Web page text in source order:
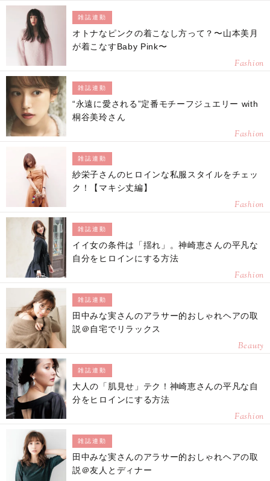
雑誌連動
オトナなピンクの着こなし方って？〜山本美月
が着こなすBaby Pink〜
Fashion
雑誌連動
“永遠に愛される”定番モチーフジュエリー with
桐谷美玲さん
Fashion
雑誌連動
紗栄子さんのヒロインな私服スタイルをチェッ
ク！【マキシ丈編】
Fashion
雑誌連動
イイ女の条件は「揺れ」。神崎恵さんの平凡な
自分をヒロインにする方法
Fashion
雑誌連動
田中みな実さんのアラサー的おしゃれヘアの取
説＠自宅でリラックス
Beauty
雑誌連動
大人の「肌見せ」テク！神崎恵さんの平凡な自
分をヒロインにする方法
Fashion
雑誌連動
田中みな実さんのアラサー的おしゃれヘアの取
説＠友人とディナー